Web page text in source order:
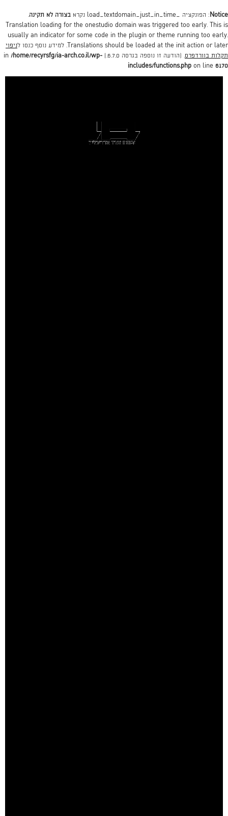
Notice : הפונקציה _load_textdomain_just_in_time נקרא בצורה לא תקינה.
Translation loading for the onestudio domain was triggered too early. This is
usually an indicator for some code in the plugin or theme running too early.
Translations should be loaded at the init action or later. למידע נוסף כנסו ל
ניפוי
תקלות בוורדפרס. (הודעה זו נוספה בגרסה 6.7.0.) in
/home/recyrsfg/ia-arch.co.il/wp-
includes/functions.php on line 6170